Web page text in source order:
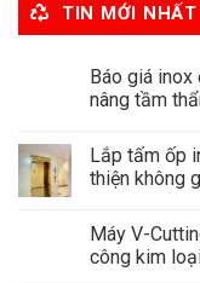
TIN MỚI NHẤT
Báo giá inox
nâng tầm
Lắp tấm ốp
thiện không
Máy V-
công kim